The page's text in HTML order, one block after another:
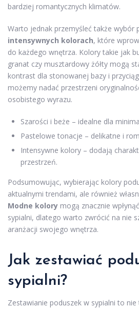
bardziej romantycznych klimatów.
Warto jednak przemyśleć także wybór
intensywnych kolorach, które
do każdego wnętrza. Kolory takie jak
granat czy musztardowy żółty mogą
kontrast dla stonowanej bazy i
możemy nadać przestrzeni
osobistego wyrazu.
Szarości i beże – idealne dla
Pastelowe tonacje – delikatne i
Intensywne kolory – dodają
przestrzeń.
Podsumowując, wybierając kolory
aktualnymi trendami, ale również
Modne kolory mogą znacznie
sypialni, dlatego warto zwrócić na nie
aranżacji swojego wnętrza.
Jak zestawiać
sypialni?
Zestawianie poduszek w sypialni to